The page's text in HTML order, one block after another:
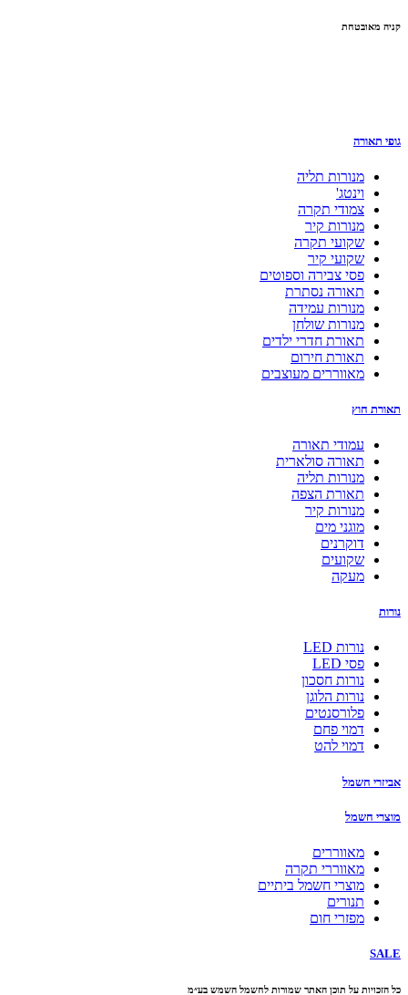
קניה מאובטחת
גופי תאורה
מנורות תליה
וינטג'
צמודי תקרה
מנורות קיר
שקועי תקרה
שקועי קיר
פסי צבירה וספוטים
תאורה נסתרת
מנורות עמידה
מנורות שולחן
תאורת חדרי ילדים
תאורת חירום
מאווררים מעוצבים
תאורת חוץ
עמודי תאורה
תאורה סולארית
מנורות תליה
תאורת הצפה
מנורות קיר
מוגני מים
דוקרנים
שקועים
מעקה
נורות
נורות LED
פסי LED
נורות חסכון
נורות הלוגן
פלורסנטים
דמוי פחם
דמוי להט
אביזרי חשמל
מוצרי חשמל
מאווררים
מאווררי תקרה
מוצרי חשמל ביתיים
תנורים
מפזרי חום
SALE
כל הזכויות על תוכן האתר שמורות לחשמל השמש בע״מ